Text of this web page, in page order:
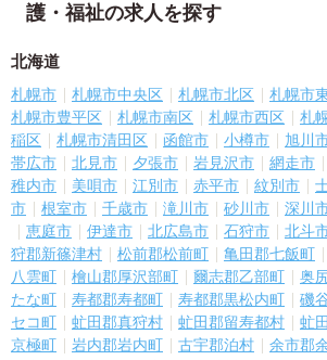
護・福祉の求人を探す
北海道
札幌市 札幌市中央区 札幌市北区 札幌市
札幌市豊平区
札幌市南区 札幌市西区 札
稲区
札幌市清田区 函館市 小樽市 旭川
帯広市
北見市 夕張市 岩見沢市 網走市
稚内市
美唄市 江別市 赤平市 紋別市
市
根室市 千歳市 滝川市 砂川市 深川
恵庭市
伊達市 北広島市 石狩市 北斗
狩郡新篠津村
松前郡松前町 亀田郡七飯町
八雲町
檜山郡厚沢部町 爾志郡乙部町 奥
たな町
寿都郡寿都町 寿都郡黒松内町 磯
セコ町
虻田郡真狩村 虻田郡留寿都村 虻
京極町
岩内郡岩内町 古宇郡泊村 余市郡